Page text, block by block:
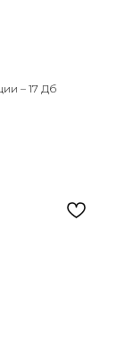
– 17 Дб